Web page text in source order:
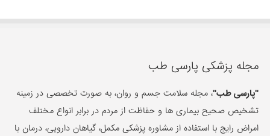
مجله پزشکی پارسی طب
"پارسی طب"، مجله سلامت جسم و روان، به صورت تخصصی در زمینه
تشخیص صحیح بیماری ها و حفاظت از مردم در برابر انواع مختلف
امراض رایج با استفاده از مشاوره پزشکی مکمل، گیاهان دارویی، درمان با